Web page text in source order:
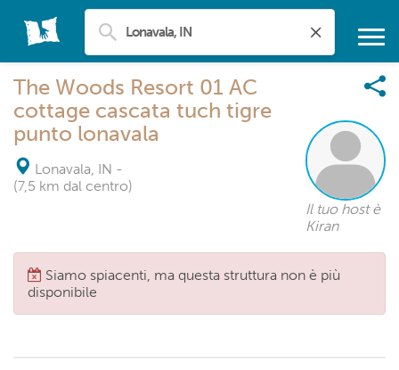
The Woods Resort 01 AC
cottage cascata tuch tigre
punto lonavala
Lonavala, IN -
(7,5 km dal centro)
Il tuo host è
Kiran
Siamo spiacenti, ma questa struttura non è più
disponibile